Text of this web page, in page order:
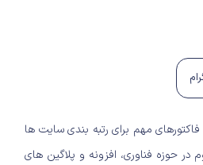
مهم برای رتبه بندی سایت ها
حوزه فناوری، افزونه و پلاگین های